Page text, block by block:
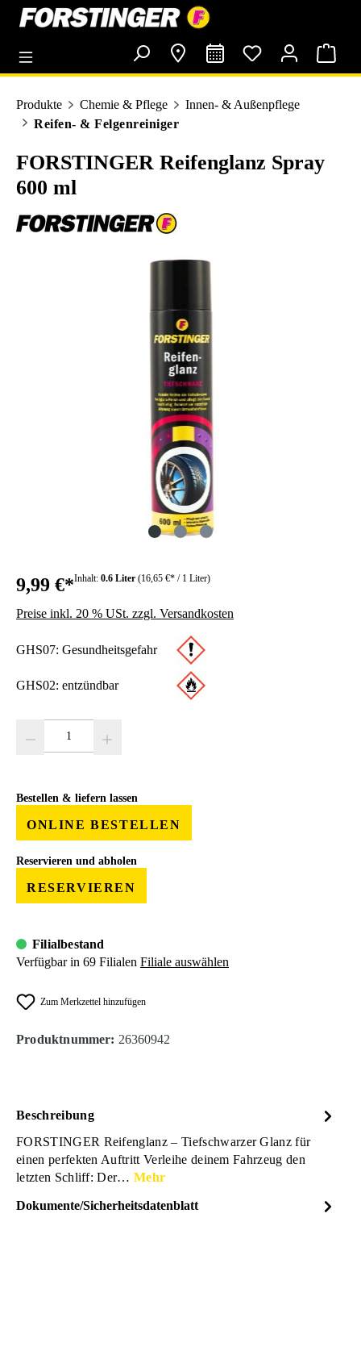
springen
Produkte Chemie & Pflege
Innen- & Außenpflege
Reifen- & Felgenreiniger
FORSTINGER Reifenglanz Spray
600 ml
9,99 €*Inhalt: 0.6 Liter (16,65 €* / 1 Liter)
Preise inkl. 20 % USt. zzgl. Versandkosten
GHS07: Gesundheitsgefahr
GHS02: entzündbar
Bestellen & liefern lassen
ONLINE BESTELLEN
Reservieren und abholen
RESERVIEREN
Filialbestand
Verfügbar in 69 Filialen Filiale auswählen
Zum Merkzettel hinzufügen
Produktnummer: 26360942
Beschreibung
FORSTINGER Reifenglanz – Tiefschwarzer Glanz für
einen perfekten Auftritt Verleihe deinem Fahrzeug den
letzten Schliff: Der…Mehr
Dokumente/Sicherheitsdatenblatt